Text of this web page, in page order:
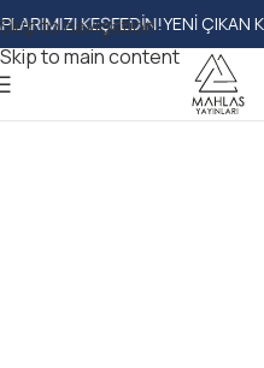
Skip to navigation
Skip to main content
KEŞFEDIN!YENI ÇIKAN